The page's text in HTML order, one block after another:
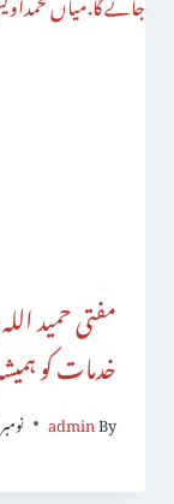
مفتی حمید
خدمات کو
By
admin نومبر 3, 2016